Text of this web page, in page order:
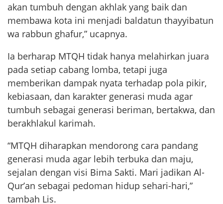
akan tumbuh dengan akhlak yang baik dan
membawa kota ini menjadi baldatun thayyibatun
wa rabbun ghafur,” ucapnya.
Ia berharap MTQH tidak hanya melahirkan juara
pada setiap cabang lomba, tetapi juga
memberikan dampak nyata terhadap pola pikir,
kebiasaan, dan karakter generasi muda agar
tumbuh sebagai generasi beriman, bertakwa, dan
berakhlakul karimah.
“MTQH diharapkan mendorong cara pandang
generasi muda agar lebih terbuka dan maju,
sejalan dengan visi Bima Sakti. Mari jadikan Al-
Qur’an sebagai pedoman hidup sehari-hari,”
tambah Lis.